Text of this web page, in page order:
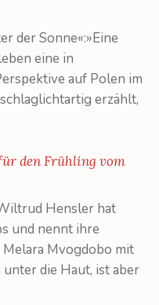
der Sonne«:»Eine
eine in
auf Polen im
erzählt,
den Frühling vom
Hensler hat
und nennt ihre
Mvogdobo mit
unter die Haut, ist aber